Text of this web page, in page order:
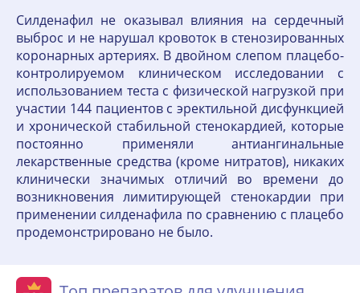
Силденафил не оказывал влияния на сердечный
выброс и не нарушал кровоток в стенозированных
коронарных артериях. В двойном слепом плацебо-
контролируемом клиническом исследовании с
использованием теста с физической нагрузкой при
участии 144 пациентов с эректильной дисфункцией
и хронической стабильной стенокардией, которые
постоянно применяли антиангинальные
лекарственные средства (кроме нитратов), никаких
клинически значимых отличий во времени до
возникновения лимитирующей стенокардии при
применении силденафила по сравнению с плацебо
продемонстрировано не было.